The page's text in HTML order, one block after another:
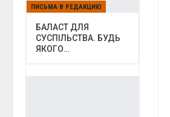
ПИСЬМА В РЕДАКЦИЮ
БАЛАСТ ДЛЯ
СУСПІЛЬСТВА. БУДЬ
ЯКОГО…